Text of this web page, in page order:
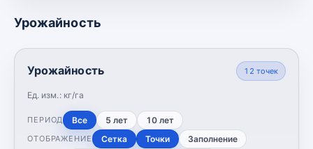
Урожайность
Урожайность
Ед. изм.: кг/га
12 точек
ПЕРИОД Все 5 лет 10 лет
ОТОБРАЖЕНИЕ Сетка Точки Заполнение